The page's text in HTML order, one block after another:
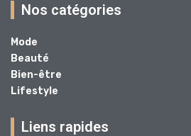
Nos catégories
Mode
Beauté
Bien-être
Lifestyle
Liens rapides